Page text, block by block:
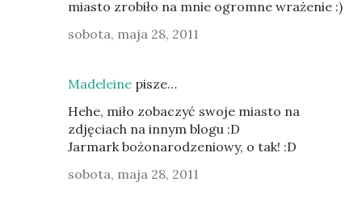
miasto zrobiło na mnie ogromne wrażenie :)
sobota, maja 28, 2011
Madeleine pisze…
Hehe, miło zobaczyć swoje miasto na
zdjęciach na innym blogu :D
Jarmark bożonarodzeniowy, o tak! :D
sobota, maja 28, 2011